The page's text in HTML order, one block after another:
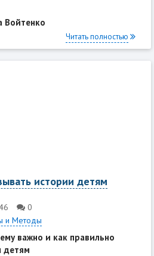
Войтенко
Читать полностью
истории детям
0
и Методы
важно и как правильно
детям